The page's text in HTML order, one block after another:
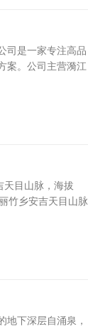
司是一家专注高品
案。公司主营漪江
天目山脉，海拔
竹乡安吉天目山脉
地下深层自涌泉，